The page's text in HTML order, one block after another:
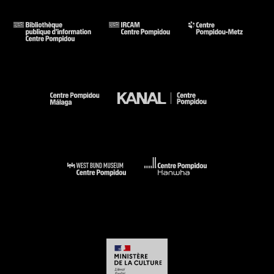
« Le coup des lendemains qui chantent, on nous l’a tellement
fait (...). Devant le bilan de l’époque des grandes vérités
centième anniversaire de la législation des syndicats, elle
samedi 21 décembre, 14h30, Cinéma 2